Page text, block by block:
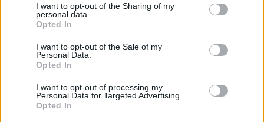
I want to opt-out of the Sharing of my
personal data.
Opted In
I want to opt-out of the Sale of my
Personal Data.
Opted In
I want to opt-out of processing my
Personal Data for Targeted Advertising.
Opted In
Изкуствен интелект за първи път